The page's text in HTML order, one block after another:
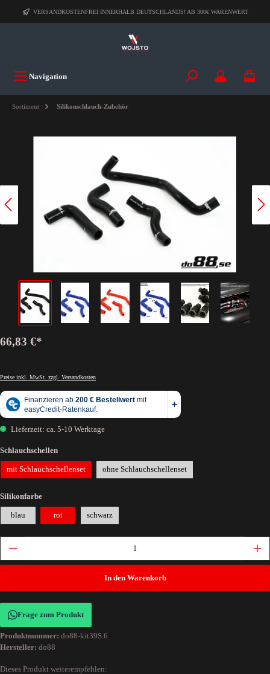
VERSANDKOSTENFREI INNERHALB DEUTSCHLANDS! AB 300€ WARENWERT
Navigation
Sortiment Silikonschlauch-Zubehör
66,83 €*
Preise inkl. MwSt. zzgl. Versandkosten
Lieferzeit: ca. 5-10 Werktage
Schlauchschellen
mit Schlauchschellenset ohne Schlauchschellenset
Silikonfarbe
blau rot schwarz
In den Warenkorb
Frage zum Produkt
Produktnummer: do88-kit39S.6
Hersteller: do88
Dieses Produkt weiterempfehlen: